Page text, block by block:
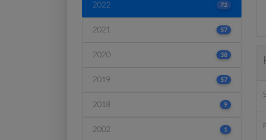
2022 72
2021 57
2020 38
2019 57
2018 9
2002 1